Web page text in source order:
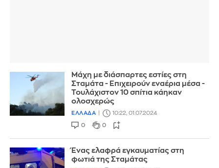
Μάχη με διάσπαρτες εστίες στη
Σταμάτα - Επιχειρούν εναέρια μέσα -
Τουλάχιστον 10 σπίτια κάηκαν
ολοσχερώς
ΕΛΛΑΔΑ 10:22, 01.07.2024
0 0
Ένας ελαφρά εγκαυματίας στη
φωτιά της Σταμάτας